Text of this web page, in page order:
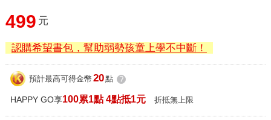
499 元
認購希望書包，幫助弱勢孩童上學不中斷！
預計最高可得金幣 20點 ?
HAPPY GO享100累1點 4點抵1元 折抵無上限